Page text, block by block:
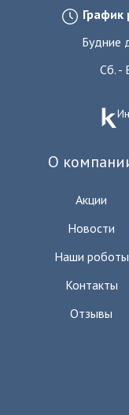
Будние
Сб. -
О
Акции
Новости
Наши роботы
Контакты
Отзывы